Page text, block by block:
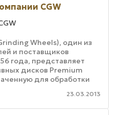
CGW
Wheels), один из
и поставщиков
года, представляет
дисков Premium
для обработки
...
23.03.2013